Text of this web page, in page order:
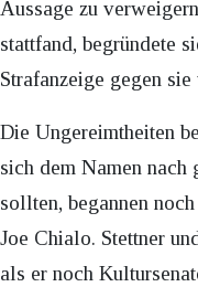
Aussage zu
stattfand, begründete
Strafanzeige gegen
Die Ungereimtheiten
sich dem Namen nach
sollten, begannen
Joe Chialo. Stettner
als er noch